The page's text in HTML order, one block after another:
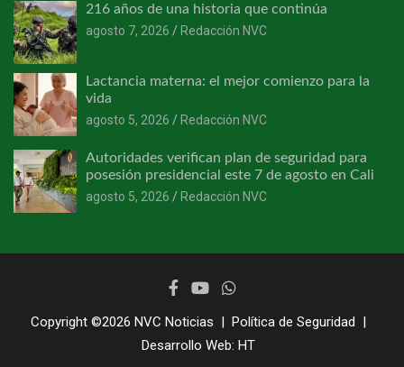
216 años de una historia que continúa
agosto 7, 2026
Redacción NVC
Lactancia materna: el mejor comienzo para la
vida
agosto 5, 2026
Redacción NVC
Autoridades verifican plan de seguridad para
posesión presidencial este 7 de agosto en Cali
agosto 5, 2026
Redacción NVC
Copyright ©2026 NVC Noticias
Política de Seguridad
Desarrollo Web: HT